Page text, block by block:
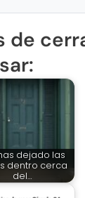
de
dejado las
dentro cerca
del…